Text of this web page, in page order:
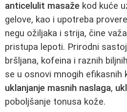
anticelulit masaže kod kuće
gelove, kao i upotreba
negu ožiljaka i strija, čine
pristupa lepoti. Prirodni
bršljana, kofeina i raznih
se u osnovi mnogih efikasnih
uklanjanje masnih naslaga,
poboljšanje tonusa kože.